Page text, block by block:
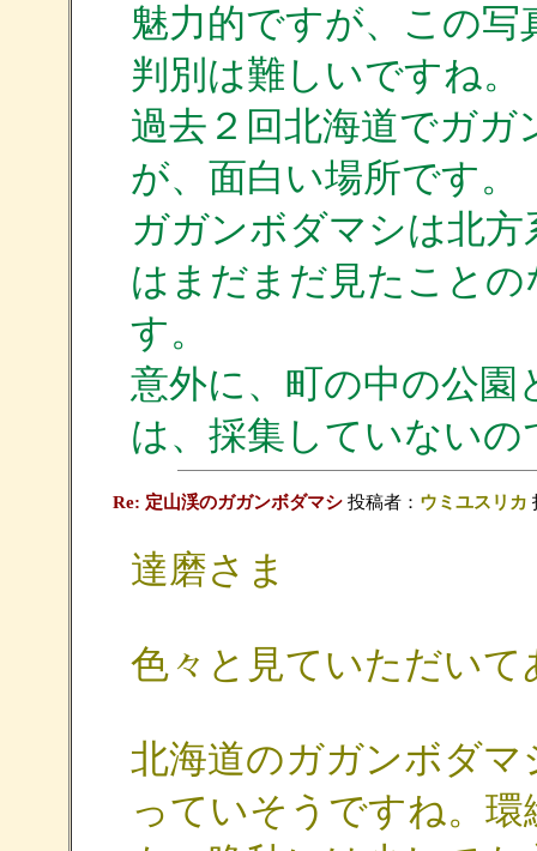
魅力的ですが、この
判別は難しいですね。
過去２回北海道でガ
が、面白い場所です。
ガガンボダマシは北
はまだまだ見たこと
す。
意外に、町の中の公
は、採集していない
Re: 定山渓のガガンボダマシ投稿者： ウミユスリカ
達磨さま
色々と見ていただい
北海道のガガンボダ
っていそうですね。